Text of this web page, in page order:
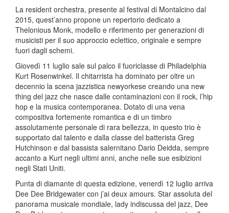
La resident orchestra, presente al festival di Montalcino dal
2015, quest’anno propone un repertorio dedicato a
Thelonious Monk, modello e riferimento per generazioni di
musicisti per il suo approccio eclettico, originale e sempre
fuori dagli schemi.
Giovedì 11 luglio sale sul palco il fuoriclasse di Philadelphia
Kurt Rosenwinkel. Il chitarrista ha dominato per oltre un
decennio la scena jazzistica newyorkese creando una new
thing del jazz che nasce dalle contaminazioni con il rock, l’hip
hop e la musica contemporanea. Dotato di una vena
compositiva fortemente romantica e di un timbro
assolutamente personale di rara bellezza, in questo trio è
supportato dal talento e dalla classe del batterista Greg
Hutchinson e dal bassista salernitano Dario Deidda, sempre
accanto a Kurt negli ultimi anni, anche nelle sue esibizioni
negli Stati Uniti.
Punta di diamante di questa edizione, venerdì 12 luglio arriva
Dee Dee Bridgewater con j’ai deux amours. Star assoluta del
panorama musicale mondiale, lady indiscussa del jazz, Dee